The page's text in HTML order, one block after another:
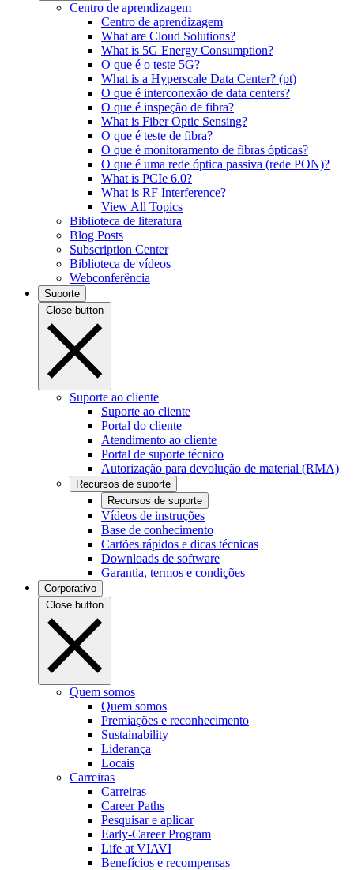
Centro de aprendizagem
Centro de aprendizagem
What are Cloud Solutions?
What is 5G Energy Consumption?
O que é o teste 5G?
What is a Hyperscale Data Center? (pt)
O que é interconexão de data centers?
O que é inspeção de fibra?
What is Fiber Optic Sensing?
O que é teste de fibra?
O que é monitoramento de fibras ópticas?
O que é uma rede óptica passiva (rede PON)?
What is PCIe 6.0?
What is RF Interference?
View All Topics
Biblioteca de literatura
Blog Posts
Subscription Center
Biblioteca de vídeos
Webconferência
Suporte
Close button
Suporte ao cliente
Suporte ao cliente
Portal do cliente
Atendimento ao cliente
Portal de suporte técnico
Autorização para devolução de material (RMA)
Recursos de suporte
Recursos de suporte
Vídeos de instruções
Base de conhecimento
Cartões rápidos e dicas técnicas
Downloads de software
Garantia, termos e condições
Corporativo
Close button
Quem somos
Quem somos
Premiações e reconhecimento
Sustainability
Liderança
Locais
Carreiras
Carreiras
Career Paths
Pesquisar e aplicar
Early-Career Program
Life at VIAVI
Benefícios e recompensas